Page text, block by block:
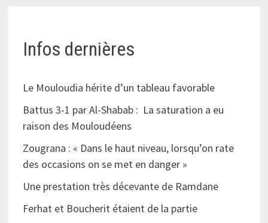
Infos dernières
Le Mouloudia hérite d’un tableau favorable
Battus 3-1 par Al-Shabab : La saturation a eu
raison des Mouloudéens
Zougrana : « Dans le haut niveau, lorsqu’on rate
des occasions on se met en danger »
Une prestation très décevante de Ramdane
Ferhat et Boucherit étaient de la partie